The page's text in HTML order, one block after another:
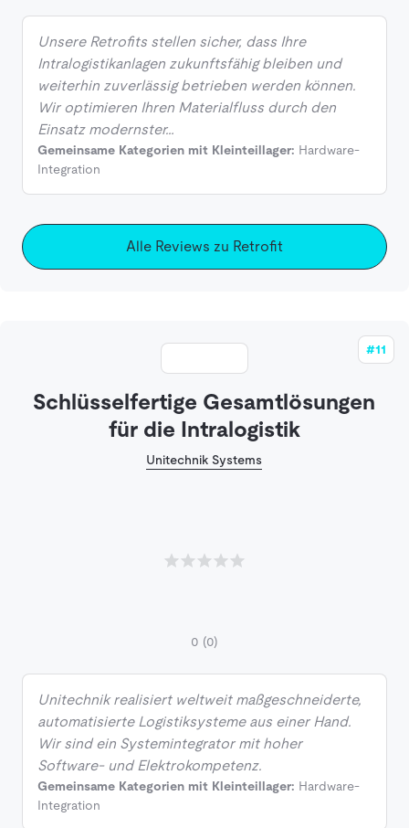
Unsere Retrofits stellen sicher, dass Ihre
Intralogistikanlagen zukunftsfähig bleiben und
weiterhin zuverlässig betrieben werden können.
Wir optimieren Ihren Materialfluss durch den
Einsatz modernster…
Gemeinsame Kategorien mit Kleinteillager: Hardware-
Integration
Alle Reviews zu Retrofit
#11
Schlüsselfertige Gesamtlösungen
für die Intralogistik
Unitechnik Systems
0 (0)
Unitechnik realisiert weltweit maßgeschneiderte,
automatisierte Logistiksysteme aus einer Hand.
Wir sind ein Systemintegrator mit hoher
Software- und Elektrokompetenz.
Gemeinsame Kategorien mit Kleinteillager: Hardware-
Integration